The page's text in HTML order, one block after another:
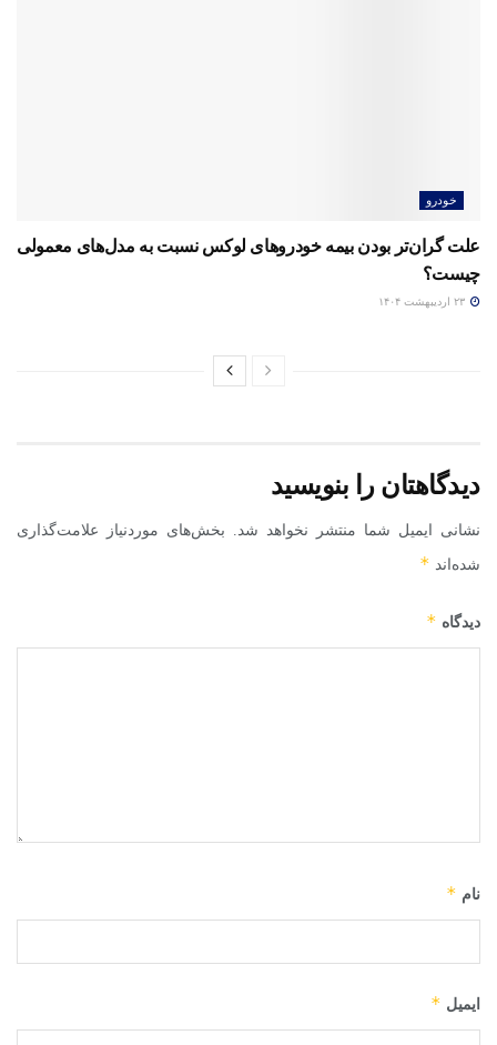
خودرو
علت گران‌تر بودن بیمه خودروهای لوکس نسبت به مدل‌های معمولی
چیست؟
دیدگاهتان را بنویسید
نشانی ایمیل شما منتشر نخواهد شد. بخش‌های موردنیاز علامت‌گذاری
شده‌اند *
دیدگاه *
نام *
ایمیل *